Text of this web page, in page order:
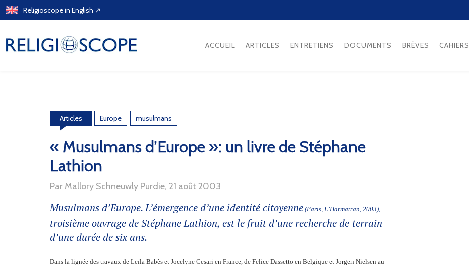
Skip
to
Religioscope in English ↗
ACCUEIL ARTICLES ENTRETIENS DOCUMENTS BRÈVES CAHIERS
Articles Europe musulmans
« Musulmans d’Europe »: un livre de Stéphane
Lathion
Par Mallory Schneuwly Purdie, 21 août 2003
Musulmans d’Europe. L’émergence d’une identité citoyenne (Paris, L’Harmattan, 2003),
troisième ouvrage de Stéphane Lathion, est le fruit d’une recherche de terrain
d’une durée de six ans.
Dans la lignée des travaux de Leïla Babès et Jocelyne Cesari en France, de Felice Dassetto en Belgique et Jorgen Nielsen au